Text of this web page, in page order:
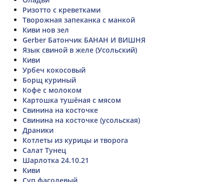
Ризотто с креветками
Творожная запеканка с манкой
Киви нов зел
Gerber Батончик БАНАН И ВИШНЯ
Язык свиной в желе (Усольский)
Киви
Урбеч кокосовый
Борщ куриный
Кофе с молоком
Картошка тушёная с мясом
Свинина на косточке
Свинина на косточке (усольская)
Драники
Котлеты из курицы и творога
Салат Тунец
Шарлотка 24.10.21
Киви